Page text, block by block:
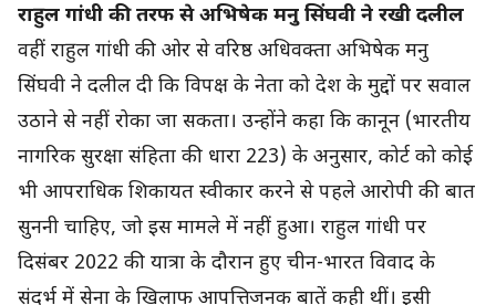
राहुल गांधी की तरफ से अभिषेक मनु सिंघवी ने रखी दलील
वहीं राहुल गांधी की ओर से वरिष्ठ अधिवक्ता अभिषेक मनु
सिंघवी ने दलील दी कि विपक्ष के नेता को देश के मुद्दों पर सवाल
उठाने से नहीं रोका जा सकता। उन्होंने कहा कि कानून (भारतीय
नागरिक सुरक्षा संहिता की धारा 223) के अनुसार, कोर्ट को कोई
भी आपराधिक शिकायत स्वीकार करने से पहले आरोपी की बात
सुननी चाहिए, जो इस मामले में नहीं हुआ। राहुल गांधी पर
दिसंबर 2022 की यात्रा के दौरान हुए चीन-भारत विवाद के
संदर्भ में सेना के खिलाफ आपत्तिजनक बातें कही थीं। इसी